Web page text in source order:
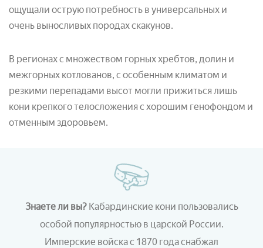
ощущали острую потребность в универсальных и
очень выносливых породах скакунов.
В регионах с множеством горных хребтов, долин и
межгорных котлованов, с особенным климатом и
резкими перепадами высот могли прижиться лишь
кони крепкого телосложения с хорошим генофондом и
отменным здоровьем.
Знаете ли вы? Кабардинские кони пользовались
особой популярностью в царской России.
Имперские войскас 1870 годаснабжал